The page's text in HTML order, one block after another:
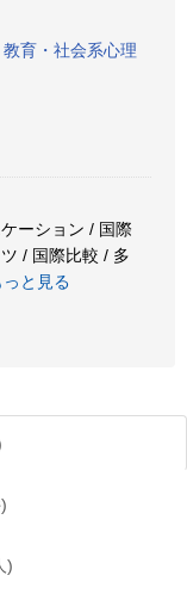
教育・社会系心理
ーション / 国際
/ 国際比較 / 多
っと見る
)